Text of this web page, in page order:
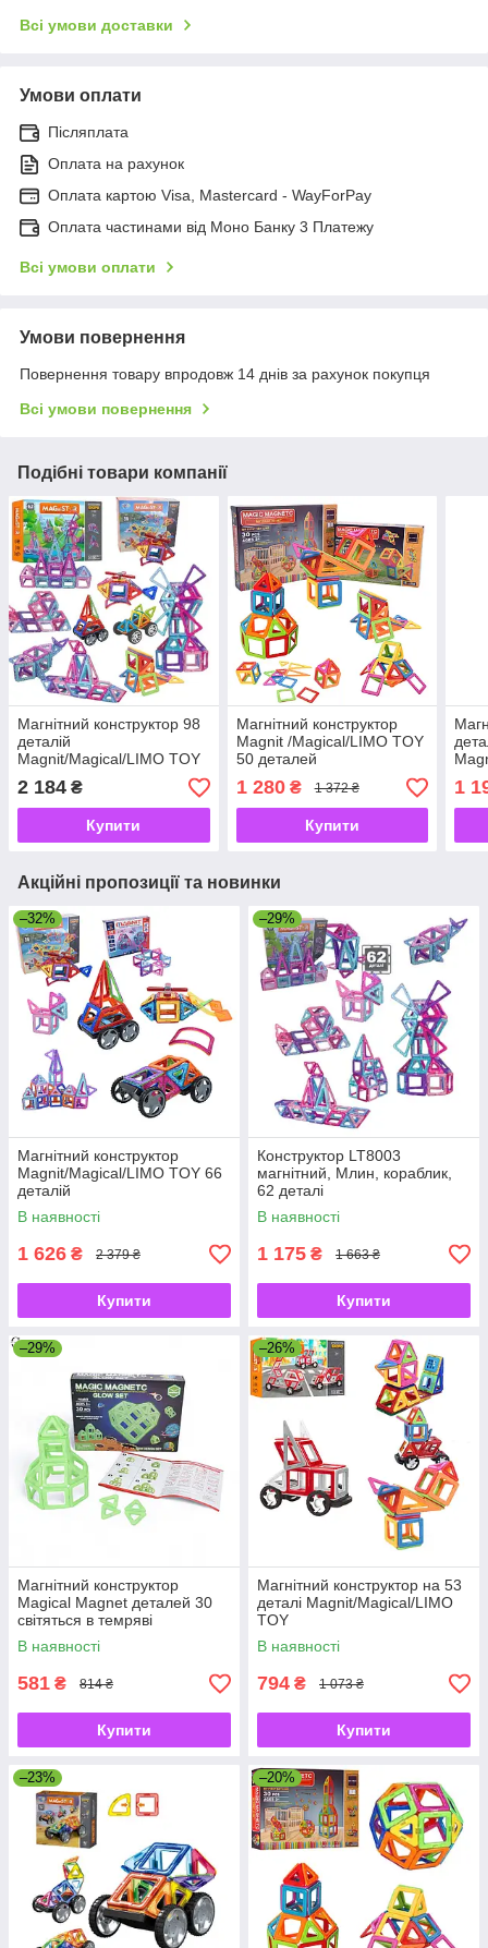
Всі умови доставки
Умови оплати
Післяплата
Оплата на рахунок
Оплата картою Visa, Mastercard - WayForPay
Оплата частинами від Моно Банку 3 Платежу
Всі умови оплати
Умови повернення
Повернення товару впродовж 14 днів за рахунок покупця
Всі умови повернення
Подібні товари компанії
Магнітний конструктор 98
деталій
Magnit/Magical/LIMO TOY
2 184 ₴
Купити
Магнітний конструктор
Magnit /Magical/LIMO TOY
50 деталей
1 280₴ 1 372 ₴
Купити
1
Акційні пропозиції та новинки
–32%
Магнітний конструктор
Magnit/Magical/LIMO TOY 66
деталій
В наявності
1 626 ₴ 2 379 ₴
Купити
–29%
Конструктор LT8003
магнітний, Млин, кораблик,
62 деталі
Magnit/Magical/LIMO TOY
В наявності
1 175 ₴ 1 663 ₴
Купити
–29%
Магнітний конструктор
Magical Magnet деталей 30
світяться в темряві
В наявності
581 ₴ 814 ₴
Купити
–26%
Магнітний конструктор на 53
деталі Magnit/Magical/LIMO
TOY
В наявності
794 ₴ 1 073 ₴
Купити
–23% –20%